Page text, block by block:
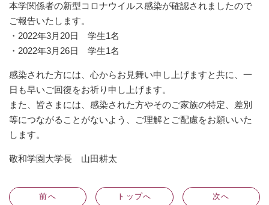
本学関係者の新型コロナウイルス感染が確認されましたので
ご報告いたします。
・2022年3月20日 学生1名
・2022年3月26日 学生1名
感染された方には、心からお見舞い申し上げますと共に、一
日も早いご回復をお祈り申し上げます。
また、皆さまには、感染された方やそのご家族の特定、差別
等につながることがないよう、ご理解とご配慮をお願いいた
します。
敬和学園大学長 山田耕太
前へ トップへ 次へ